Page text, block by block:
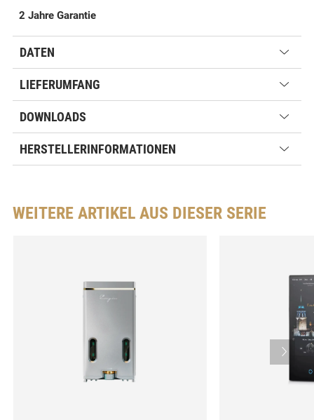
2 Jahre Garantie
DATEN
LIEFERUMFANG
DOWNLOADS
HERSTELLERINFORMATIONEN
WEITERE ARTIKEL AUS DIESER SERIE